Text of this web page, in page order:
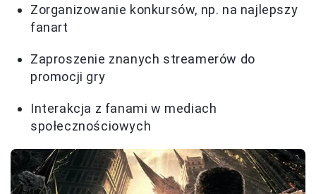
Zorganizowanie konkursów, np. na najlepszy
fanart
Zaproszenie znanych streamerów do
promocji gry
Interakcja z fanami w mediach
społecznościowych